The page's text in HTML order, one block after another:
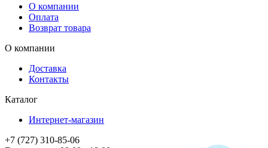
О компании
Оплата
Возврат товара
О компании
Доставка
Контакты
Каталог
Интернет-магазин
+7 (727) 310-85-06